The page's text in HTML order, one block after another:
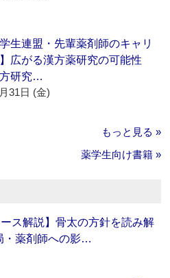
学生連盟・先輩薬剤師のキャリ
広がる漢方薬研究の可能性
研究…
31日 (金)
もっと見る »
薬学生向け書籍 »
ス解説】骨太の方針を読み解
・薬剤師への影…